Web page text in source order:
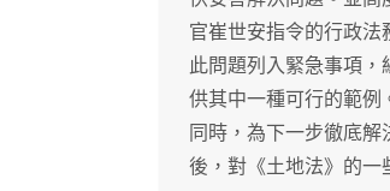
官崔世安指令的行政
此問題列入緊急事項
供其中一種可行的範例
同時，為下一步徹底
後，對《土地法》的一